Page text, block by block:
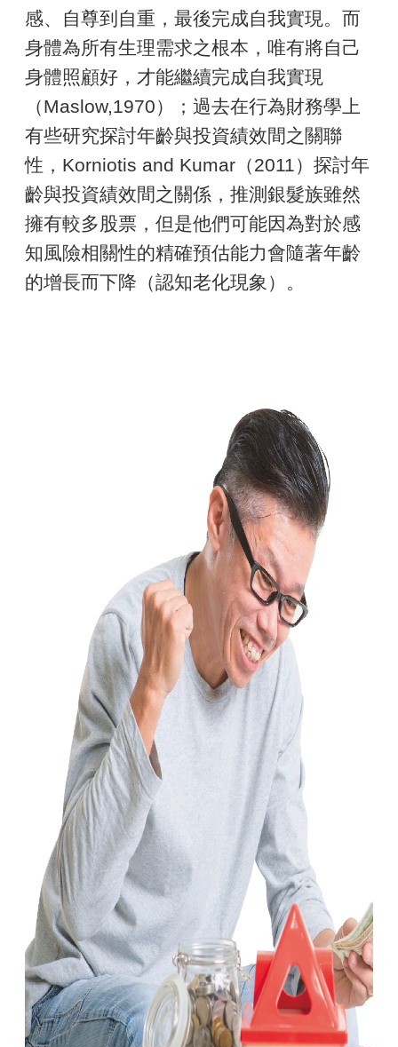
感、自尊到自重，最後完成自我實現。而
身體為所有生理需求之根本，唯有將自己
身體照顧好，才能繼續完成自我實現
（Maslow,1970）；過去在行為財務學上
有些研究探討年齡與投資績效間之關聯
性，Korniotis and Kumar（2011）探討年
齡與投資績效間之關係，推測銀髮族雖然
擁有較多股票，但是他們可能因為對於感
知風險相關性的精確預估能力會隨著年齡
的增長而下降（認知老化現象）。